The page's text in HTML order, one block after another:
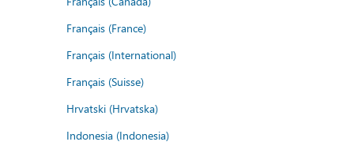
Français (France)
Français (International)
Français (Suisse)
Hrvatski (Hrvatska)
Indonesia (Indonesia)